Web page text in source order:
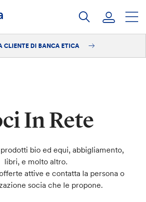
CLIENTE DI BANCA ETICA
In Rete
bio ed equi, abbigliamento,
libri, e molto altro.
attive e contatta la persona o
socia che le propone.